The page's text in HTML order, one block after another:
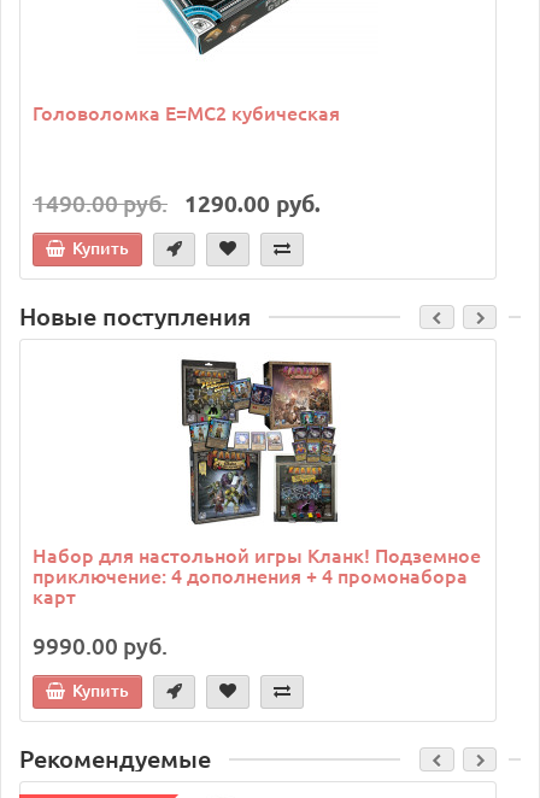
Головоломка E=MC2 кубическая
1490.00 руб. 1290.00 руб.
Купить
Новые поступления
Набор для настольной игры Кланк! Подземное
приключение: 4 дополнения + 4 промонабора
карт
9990.00 руб.
Купить
Рекомендуемые